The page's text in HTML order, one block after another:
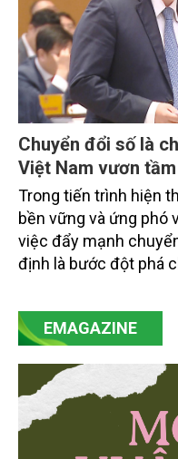
Chuyển đổi số là
Việt Nam vươn
Trong tiến trình hiện
bền vững và ứng phó
việc đẩy mạnh
định là bước đột phá
mạnh mẽ, thúc đẩy
minh bạch hóa chuỗi
then chốt là nông
EMAGAZINE